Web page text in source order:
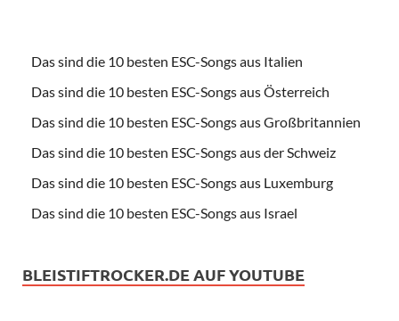
Das sind die 10 besten ESC-Songs aus Italien
Das sind die 10 besten ESC-Songs aus Österreich
Das sind die 10 besten ESC-Songs aus Großbritannien
Das sind die 10 besten ESC-Songs aus der Schweiz
Das sind die 10 besten ESC-Songs aus Luxemburg
Das sind die 10 besten ESC-Songs aus Israel
BLEISTIFTROCKER.DE AUF YOUTUBE